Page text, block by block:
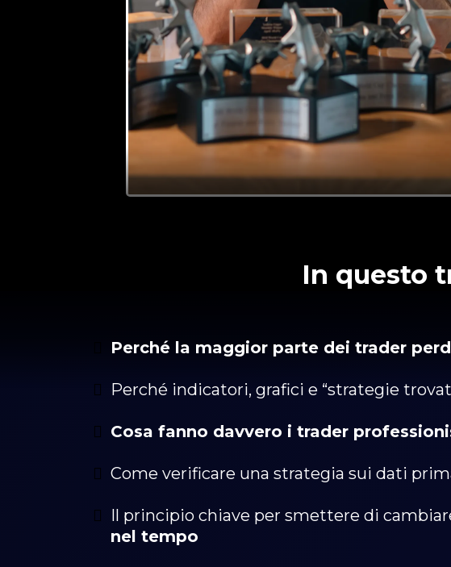
In questo
Perché la maggior parte dei trader
Perché indicatori, grafici e “strategie
Cosa fanno davvero i trader
Come verificare una strategia sui dati
Il principio chiave per smettere di
nel tempo